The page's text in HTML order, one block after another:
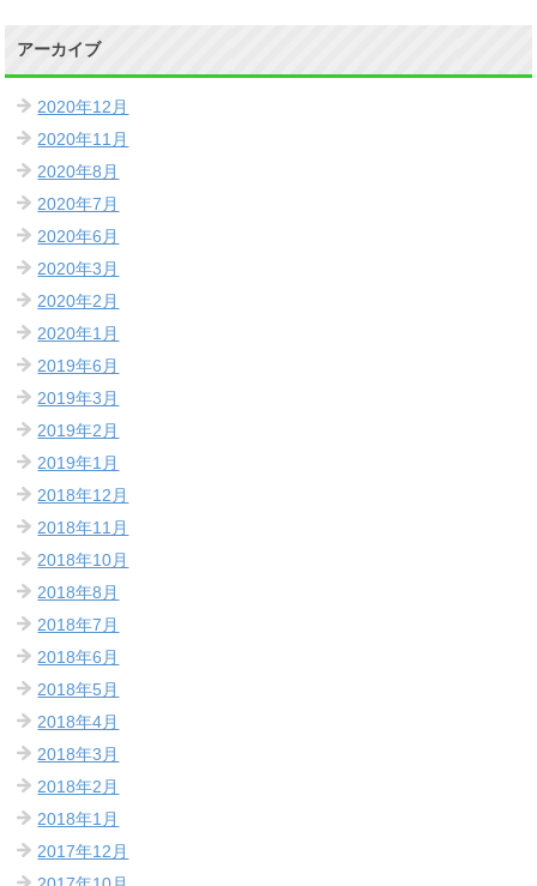
アーカイブ
2020年12月
2020年11月
2020年8月
2020年7月
2020年6月
2020年3月
2020年2月
2020年1月
2019年6月
2019年3月
2019年2月
2019年1月
2018年12月
2018年11月
2018年10月
2018年8月
2018年7月
2018年6月
2018年5月
2018年4月
2018年3月
2018年2月
2018年1月
2017年12月